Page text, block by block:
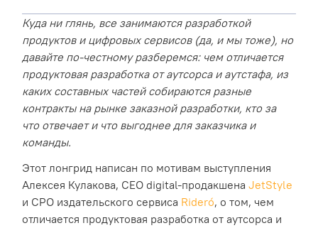
Куда ни глянь, все занимаются разработкой
продуктов и цифровых сервисов (да, и мы тоже), но
давайте по-честному разберемся: чем отличается
продуктовая разработка от аутсорса и аутстафа, из
каких составных частей собираются разные
контракты на рынке заказной разработки, кто за
что отвечает и что выгоднее для заказчика и
команды.
Этот лонгрид написан по мотивам выступления
Алексея Кулакова, CEO digital-продакшенаJetStyle
и CPO издательского сервиса Rideró, о том, чем
отличается продуктовая разработка от аутсорса и